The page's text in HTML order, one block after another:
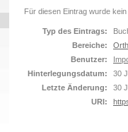
Für diesen Eintrag wurde
Typ des Eintrags:
Bereiche:
Benutzer:
Hinterlegungsdatum:
30
Letzte Änderung:
30
URI: